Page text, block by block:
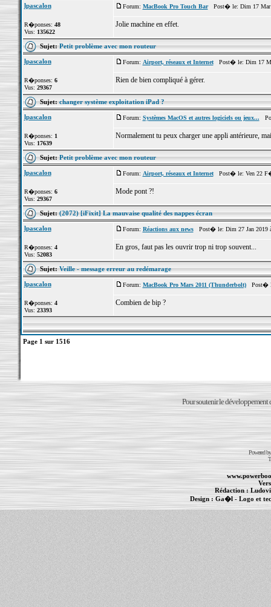
lpascalon
R�ponses: 48
Vus: 135622
Forum: MacBook Pro Touch BarPost� le: Dim 17 Mar
Jolie machine en effet.
Sujet:Petit problème avec mon routeur
lpascalon
R�ponses: 6
Vus: 29367
Forum: Airport, réseaux et InternetPost� le: Dim 17
Rien de bien compliqué à gérer.
Sujet:changer système exploitation iPad ?
lpascalon
R�ponses: 1
Vus: 17639
Forum: Systèmes MacOS et autres logiciels ou jeux...
Normalement tu peux charger une appli antérieure,
Sujet:Petit problème avec mon routeur
lpascalon
R�ponses: 6
Vus: 29367
Forum: Airport, réseaux et InternetPost� le: Ven 22
Mode pont ?!
Sujet:(2072) [iFixit] La mauvaise qualité des nappes écran
lpascalon
R�ponses: 4
Vus: 52083
Forum: Réactions aux newsPost� le: Dim 27 Jan 2019
En gros, faut pas les ouvrir trop ni trop souvent...
Sujet:Veille - message erreur au redémarage
lpascalon
R�ponses: 4
Vus: 23393
Forum: MacBook Pro Mars 2011 (Thunderbolt)Post�
Combien de bip ?
Page 1 sur 1516
Pour soutenir le développement
Powered
Rédaction :
Design : Ga�l- Logo et
MacBook Pro